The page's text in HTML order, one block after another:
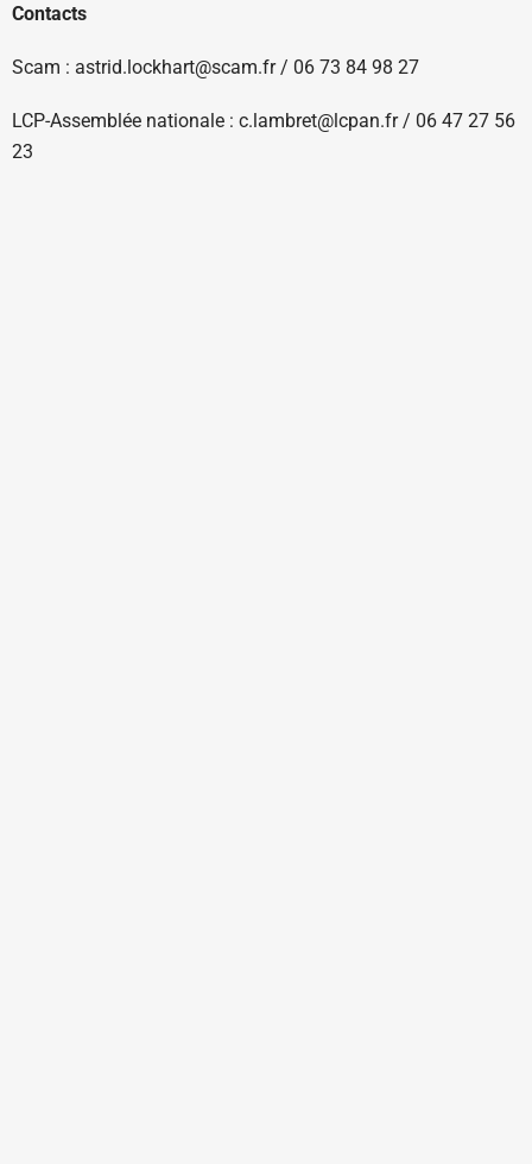
Contacts
Scam : astrid.lockhart@scam.fr / 06 73 84 98 27
LCP-Assemblée nationale : c.lambret@lcpan.fr / 06 47 27 56
23